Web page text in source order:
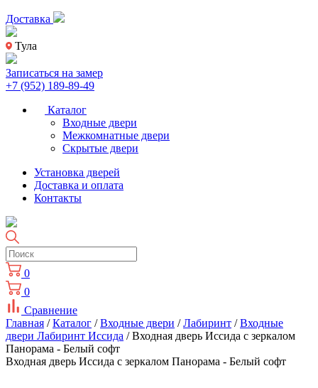
Доставка
Тула
Записаться на замер
+7 (952) 189-89-49
Каталог
Входные двери
Межкомнатные двери
Скрытые двери
Установка дверей
Доставка и оплата
Контакты
0
0
Сравнение
Главная /Каталог /Входные двери /Лабиринт /Входные
двери Лабиринт Иссида / Входная дверь Иссида с зеркалом
Панорама - Белый софт
Входная дверь Иссида с зеркалом Панорама - Белый софт